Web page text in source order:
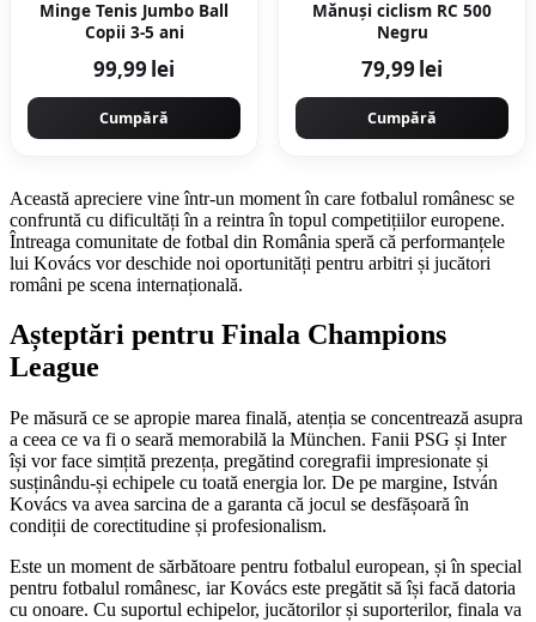
Minge Tenis Jumbo Ball
Copii 3-5 ani
99,99 lei
Cumpără
Mănuşi ciclism RC 500
Negru
79,99 lei
Cumpără
Această apreciere vine într-un moment în care fotbalul românesc se
confruntă cu dificultăți în a reintra în topul competițiilor europene.
Întreaga comunitate de fotbal din România speră că performanțele
lui Kovács vor deschide noi oportunități pentru arbitri și jucători
români pe scena internațională.
Așteptări pentru Finala Champions
League
Pe măsură ce se apropie marea finală, atenția se concentrează asupra
a ceea ce va fi o seară memorabilă la München. Fanii PSG și Inter
își vor face simțită prezența, pregătind coregrafii impresionate și
susținându-și echipele cu toată energia lor. De pe margine, István
Kovács va avea sarcina de a garanta că jocul se desfășoară în
condiții de corectitudine și profesionalism.
Este un moment de sărbătoare pentru fotbalul european, și în special
pentru fotbalul românesc, iar Kovács este pregătit să își facă datoria
cu onoare. Cu suportul echipelor, jucătorilor și suporterilor, finala va